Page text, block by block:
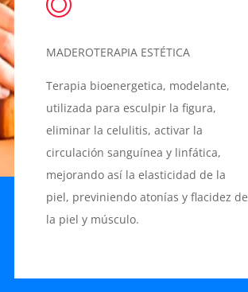
MADEROTERAPIA ESTÉTICA
Terapia bioenergetica, modelante,
utilizada para esculpir la figura,
eliminar la celulitis, activar la
circulación sanguínea y linfática,
mejorando así la elasticidad de la
piel, previniendo atonías y flacidez de
la piel y músculo.